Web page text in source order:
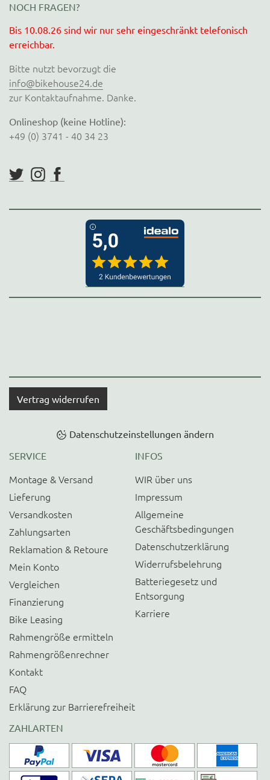
NOCH FRAGEN?
Bis 10.08.26 sind wir nur sehr eingeschränkt telefonisch
erreichbar.
Bitte nutzt bevorzugt die
info@bikehouse24.de
zur Kontaktaufnahme. Danke.
Onlineshop (keine Hotline):
+49 (0) 3741 - 40 34 23
Vertrag widerrufen
Datenschutzeinstellungen ändern
SERVICE
Montage & Versand
Lieferung
Versandkosten
Zahlungsarten
Reklamation & Retoure
Mein Konto
Vergleichen
Finanzierung
Bike Leasing
Rahmengröße ermitteln
Rahmengrößenrechner
Kontakt
FAQ
Erklärung zur Barrierefreiheit
INFOS
WIR über uns
Impressum
Allgemeine
Geschäftsbedingungen
Datenschutzerklärung
Widerrufsbelehrung
Batteriegesetz und
Entsorgung
Karriere
ZAHLARTEN